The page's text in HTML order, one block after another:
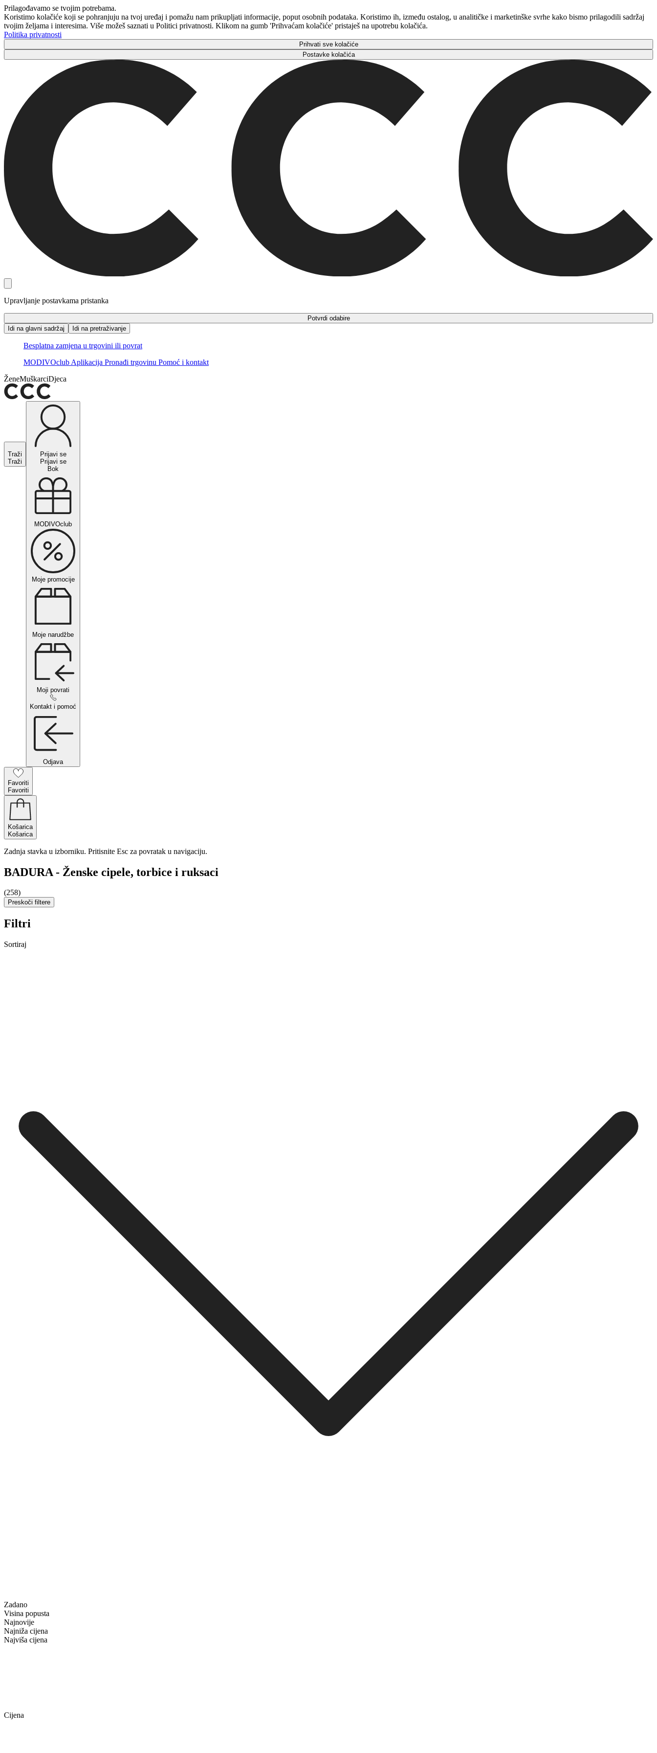
Prilagođavamo se tvojim potrebama.
Koristimo kolačiće koji se pohranjuju na tvoj uređaj i pomažu nam prikupljati informacije, poput osobnih podataka. Koristimo ih, između ostalog, u analitičke i marketinške svrhe kako bismo prilagodili sadržaj
tvojim željama i interesima. Više možeš saznati u Politici privatnosti. Klikom na gumb 'Prihvaćam kolačiće' pristaješ na upotrebu kolačića.
Politika privatnosti
Prihvati sve kolačiće
Postavke kolačića
Upravljanje postavkama pristanka
Potvrdi odabire
Idi na glavni sadržaj
Idi na pretraživanje
Besplatna zamjena u trgovini ili povrat
MODIVOclub Aplikacija Pronađi trgovinu Pomoć i kontakt
ŽeneMuškarciDjeca
Traži
Traži
Prijavi se
Prijavi se
Bok
MODIVOclub
Moje promocije
Moje narudžbe
Moji povrati
Kontakt i pomoć
Odjava
Favoriti
Favoriti
Košarica
Košarica
Zadnja stavka u izborniku. Pritisnite Esc za povratak u navigaciju.
BADURA - Ženske cipele, torbice i ruksaci
(258)
Preskoči filtere
Filtri
Sortiraj
Zadano
Visina popusta
Najnovije
Najniža cijena
Najviša cijena
Cijena